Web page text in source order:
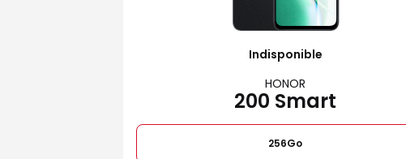
Indisponible
HONOR
200 Smart
256Go